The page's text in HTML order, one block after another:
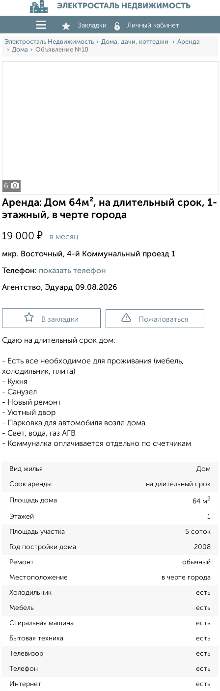
ЭЛЕКТРОСТАЛЬ НЕДВИЖИМОСТЬ
Закладки Личный кабинет
Электросталь Недвижимость Дома, дачи, коттеджи
Аренда
Дома
Объявление №10
6
Аренда: Дом 64м², на длительный срок, 1-
этажный, в черте города
19 000 ₽ в месяц
мкр. Восточный, 4-й Коммунальный проезд 1
Телефон: показать телефон
Агентство, Эдуард 09.08.2026
В закладки Пожаловаться
Сдаю на длительный срок дом:
- Есть все необходимое для проживания (мебель,
холодильник, плита)
- Кухня
- Санузел
- Новый ремонт
- Уютный двор
- Парковка для автомобиля возле дома
- Свет, вода, газ АГВ
- Коммуналка оплачивается отдельно по счетчикам
Вид жилья Дом
Срок аренды на длительный срок
Площадь дома 64 м2
Этажей 1
Площадь участка 5 соток
Год постройки дома 2008
Ремонт обычный
Местоположение в черте города
Холодильник есть
Мебель есть
Стиральная машина есть
Бытовая техника есть
Телевизор есть
Телефон есть
Интернет есть